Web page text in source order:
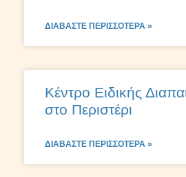
ΔΙΑΒΆΣΤΕ ΠΕΡΙΣΣΌΤΕΡΑ »
Κέντρο Ειδικής
στο Περιστέρι
ΔΙΑΒΆΣΤΕ ΠΕΡΙΣΣΌΤΕΡΑ »